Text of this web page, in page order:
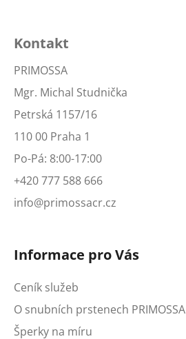
Kontakt
PRIMOSSA
Mgr. Michal Studnička
Petrská 1157/16
110 00 Praha 1
Po-Pá: 8:00-17:00
+420 777 588 666
info@primossacr.cz
Informace pro Vás
Ceník služeb
O snubních prstenech PRIMOSSA
Šperky na míru